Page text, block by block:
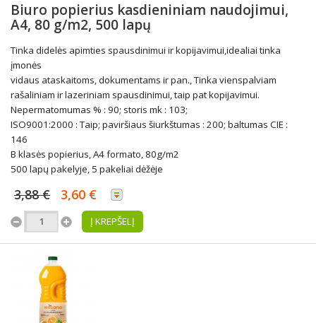
Biuro popierius kasdieniniam naudojimui,
A4, 80 g/m2, 500 lapų
Tinka didelės apimties spausdinimui ir kopijavimui,idealiai tinka
įmonės
vidaus ataskaitoms, dokumentams ir pan., Tinka vienspalviam
rašaliniam ir lazeriniam spausdinimui, taip pat kopijavimui.
Nepermatomumas % : 90; storis mk : 103;
ISO9001:2000 : Taip; paviršiaus šiurkštumas : 200; baltumas CIE :
146
B klasės popierius, A4 formato, 80g/m2
500 lapų pakelyje, 5 pakeliai dėžėje
3,88 € 3,60 €
Į KREPŠELĮ